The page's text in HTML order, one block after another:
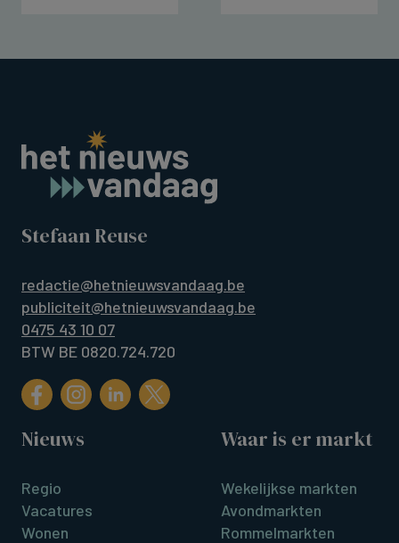
Stefaan Reuse
redactie@hetnieuwsvandaag.be
publiciteit@hetnieuwsvandaag.be
0475 43 10 07
BTW BE 0820.724.720
Nieuws
Regio
Vacatures
Wonen
Waar is er markt
Wekelijkse markten
Avondmarkten
Rommelmarkten